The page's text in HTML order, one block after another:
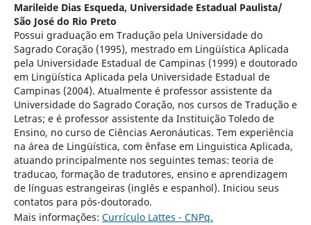
Marileide Dias Esqueda, Universidade Estadual Paulista/
São José do Rio Preto
Possui graduação em Tradução pela Universidade do
Sagrado Coração (1995), mestrado em Lingüística Aplicada
pela Universidade Estadual de Campinas (1999) e doutorado
em Lingüística Aplicada pela Universidade Estadual de
Campinas (2004). Atualmente é professor assistente da
Universidade do Sagrado Coração, nos cursos de Tradução e
Letras; e é professor assistente da Instituição Toledo de
Ensino, no curso de Ciências Aeronáuticas. Tem experiência
na área de Lingüística, com ênfase em Linguistica Aplicada,
atuando principalmente nos seguintes temas: teoria de
traducao, formação de tradutores, ensino e aprendizagem
de línguas estrangeiras (inglês e espanhol). Iniciou seus
contatos para pós-doutorado.
Mais informações: Currículo Lattes - CNPq.